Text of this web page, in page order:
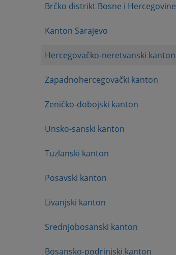
Brčko distrikt Bosne i Hercegovine
Kanton Sarajevo
Hercegovačko-neretvanski kanton
Zapadnohercegovački kanton
Zeničko-dobojski kanton
Unsko-sanski kanton
Tuzlanski kanton
Posavski kanton
Livanjski kanton
Srednjobosanski kanton
Bosansko-podrinjski kanton